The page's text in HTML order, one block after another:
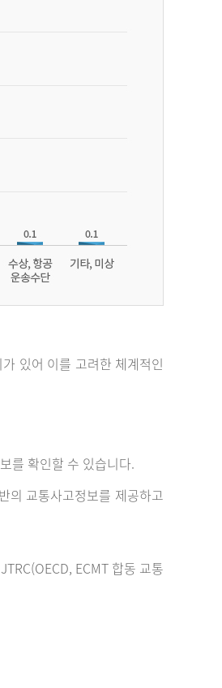
있어 이를 고려한 체계적인
를 확인할 수 있습니다.
의 교통사고정보를 제공하고
ECMT 합동 교통